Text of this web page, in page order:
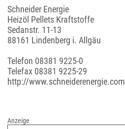
Schneider Energie
Heizöl Pellets Kraftstoffe
Sedanstr. 11-13
88161 Lindenberg i. Allgäu
Telefon 08381 9225-0
Telefax 08381 9225-29
http://www.schneiderenergie.com
Anzeige